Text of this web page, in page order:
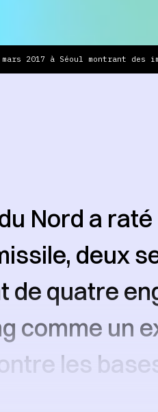
2017 à Séoul montrant des
Nord a
deux
de quatre
comme un
les